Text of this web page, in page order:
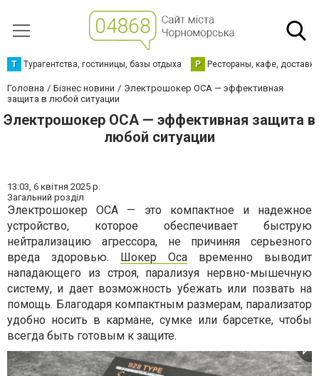
Т Турагентства, гостиницы, базы отдыха Р Рестораны, кафе,
Головна Бізнес новини
Электрошокер ОСА — эффективная
защита в любой ситуации
Электрошокер ОСА — эффективная защита в
любой ситуации
13:03, 6 квітня 2025 р.
Загальний розділ
Электрошокер ОСА — это компактное и надежное
устройство, которое обеспечивает быструю
нейтрализацию агрессора, не причиняя серьезного
вреда здоровью. Шокер Оса временно выводит
нападающего из строя, парализуя нервно-мышечную
систему, и дает возможность убежать или позвать на
помощь. Благодаря компактным размерам, парализатор
удобно носить в кармане, сумке или барсетке, чтобы
всегда быть готовым к защите.